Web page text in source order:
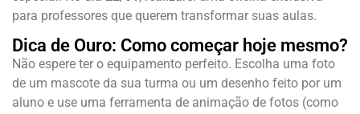
para professores que querem transformar suas aulas.
Dica de Ouro: Como começar hoje mesmo?
Não espere ter o equipamento perfeito. Escolha uma foto
de um mascote da sua turma ou um desenho feito por um
aluno e use uma ferramenta de animação de fotos (como